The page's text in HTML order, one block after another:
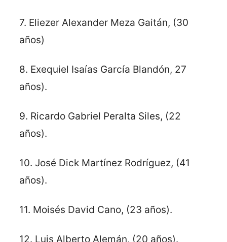
7. Eliezer Alexander Meza Gaitán, (30
años)
8. Exequiel Isaías García Blandón, 27
años).
9. Ricardo Gabriel Peralta Siles, (22
años).
10. José Dick Martínez Rodríguez, (41
años).
11. Moisés David Cano, (23 años).
12. Luis Alberto Alemán, (20 años).